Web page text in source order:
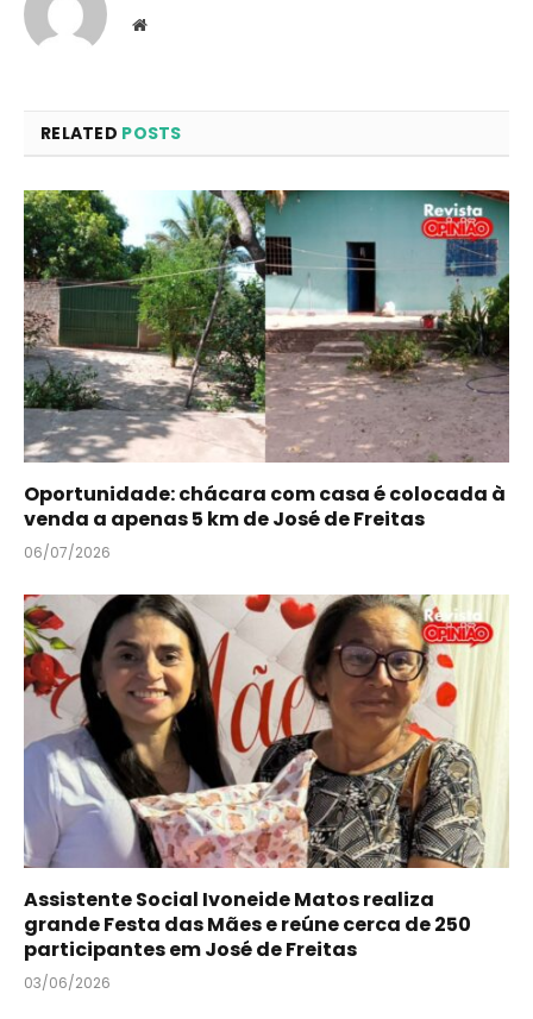
Website
RELATED POSTS
Oportunidade: chácara com casa é colocada à
venda a apenas 5 km de José de Freitas
06/07/2026
Assistente Social Ivoneide Matos realiza
grande Festa das Mães e reúne cerca de 250
participantes em José de Freitas
03/06/2026